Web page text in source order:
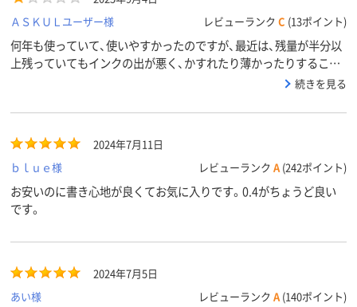
ＡＳＫＵＬユーザー様
レビューランク C (13ポイント)
何年も使っていて、使いやすかったのですが、最近は、残量が半分以
上残っていてもインクの出が悪く、かすれたり薄かったりすること
続きを見る
2024年7月11日
ｂｌｕｅ様
レビューランク A (242ポイント)
お安いのに書き心地が良くてお気に入りです。0.4がちょうど良い
です。
2024年7月5日
あい様
レビューランク A (140ポイント)